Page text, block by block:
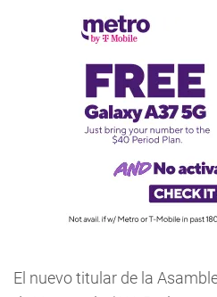
El nuevo titular de la